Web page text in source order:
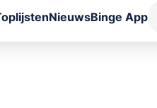
NieuwsBinge App